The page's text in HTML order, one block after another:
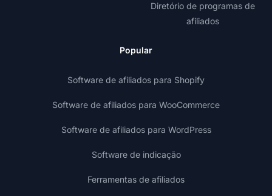
Diretório de programas de
afiliados
Popular
Software de afiliados para Shopify
Software de afiliados para WooCommerce
Software de afiliados para WordPress
Software de indicação
Ferramentas de afiliados